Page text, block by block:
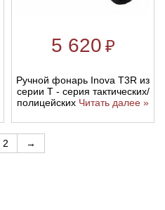
5 620 ₽
Ручной фонарь Inova T3R из
серии T - серия тактических/
полицейских Читать далее »
2 →